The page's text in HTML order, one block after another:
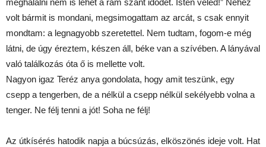
meghálálni nem is lehet a rám szánt idődet. Isten veled!” Nehéz
volt bármit is mondani, megsimogattam az arcát, s csak ennyit
mondtam: a legnagyobb szeretettel. Nem tudtam, fogom-e még
látni, de úgy éreztem, készen áll, béke van a szívében. A lányával
való találkozás óta ő is mellette volt.
Nagyon igaz Teréz anya gondolata, hogy amit teszünk, egy
csepp a tengerben, de a nélkül a csepp nélkül sekélyebb volna a
tenger. Ne félj tenni a jót! Soha ne félj!
Az útkísérés hatodik napja a búcsúzás, elköszönés ideje volt. Hat